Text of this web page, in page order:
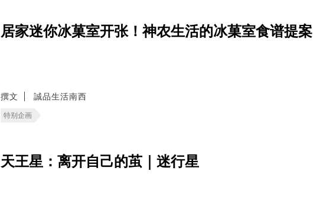
居家迷你冰菓室开张！神农生活的冰菓室食谱提案
撰文 誠品生活南西
特别企画
天王星：离开自己的茧｜迷行星